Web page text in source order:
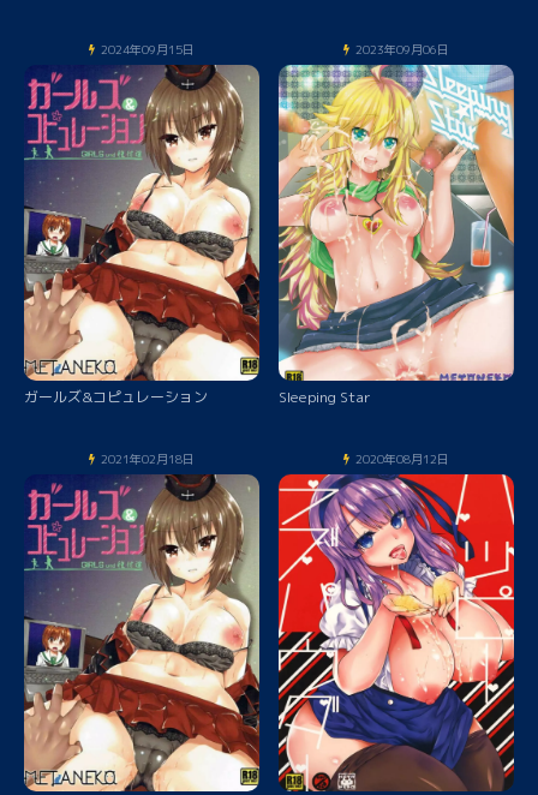
2024年09月15日
ガールズ&コピュレーション
2023年09月06日
Sleeping Star
2021年02月18日 2020年08月12日